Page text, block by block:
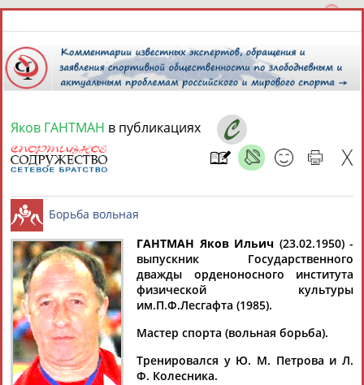
8 августа 2026 года,
СПОРТСМЕНЫ, ТРЕНЕРЫ И СПЕЦИАЛИСТЫ
Найдено: 13181персон Расширенный поиск
Аслаудин
АБАЕВ
Елена
АБАИМОВА
Мария
АБАКУМОВА
Юлия
АБАЛАКИНА
Яков ГАНТМАН в публикациях
Борьба вольная
ГАНТМАН Яков Ильич (23.02.1950) -
выпускник Государственного
дважды орденоносного института
физической культуры
им.П.Ф.Лесгафта (1985).
Мастер спорта (вольная борьба).
Тренировался у Ю. М. Петрова и Л.
Ф. Колесника.